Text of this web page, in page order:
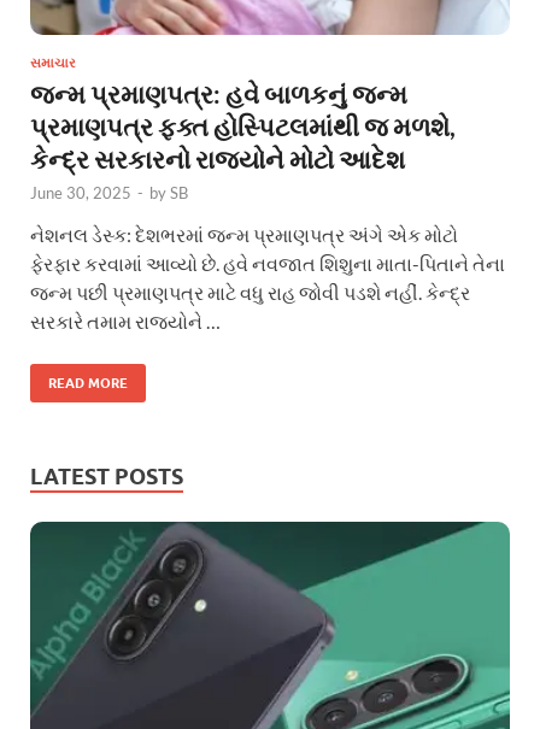
સમાચાર
જન્મ પ્રમાણપત્ર: હવે બાળકનું જન્મ
પ્રમાણપત્ર ફક્ત હોસ્પિટલમાંથી જ મળશે,
કેન્દ્ર સરકારનો રાજ્યોને મોટો આદેશ
June 30, 2025 - bySB
નેશનલ ડેસ્ક: દેશભરમાં જન્મ પ્રમાણપત્ર અંગે એક મોટો
ફેરફાર કરવામાં આવ્યો છે. હવે નવજાત શિશુના માતા-પિતાને તેના
જન્મ પછી પ્રમાણપત્ર માટે વધુ રાહ જોવી પડશે નહીં. કેન્દ્ર
સરકારે તમામ રાજ્યોને …
READ MORE
LATEST POSTS